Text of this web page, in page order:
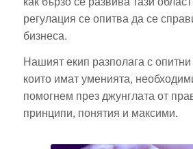
регулация се опитва да се
бизнеса.
Нашият екип разполага с
които имат уменията,
помогнем през джунглата от
принципи, понятия и максими.